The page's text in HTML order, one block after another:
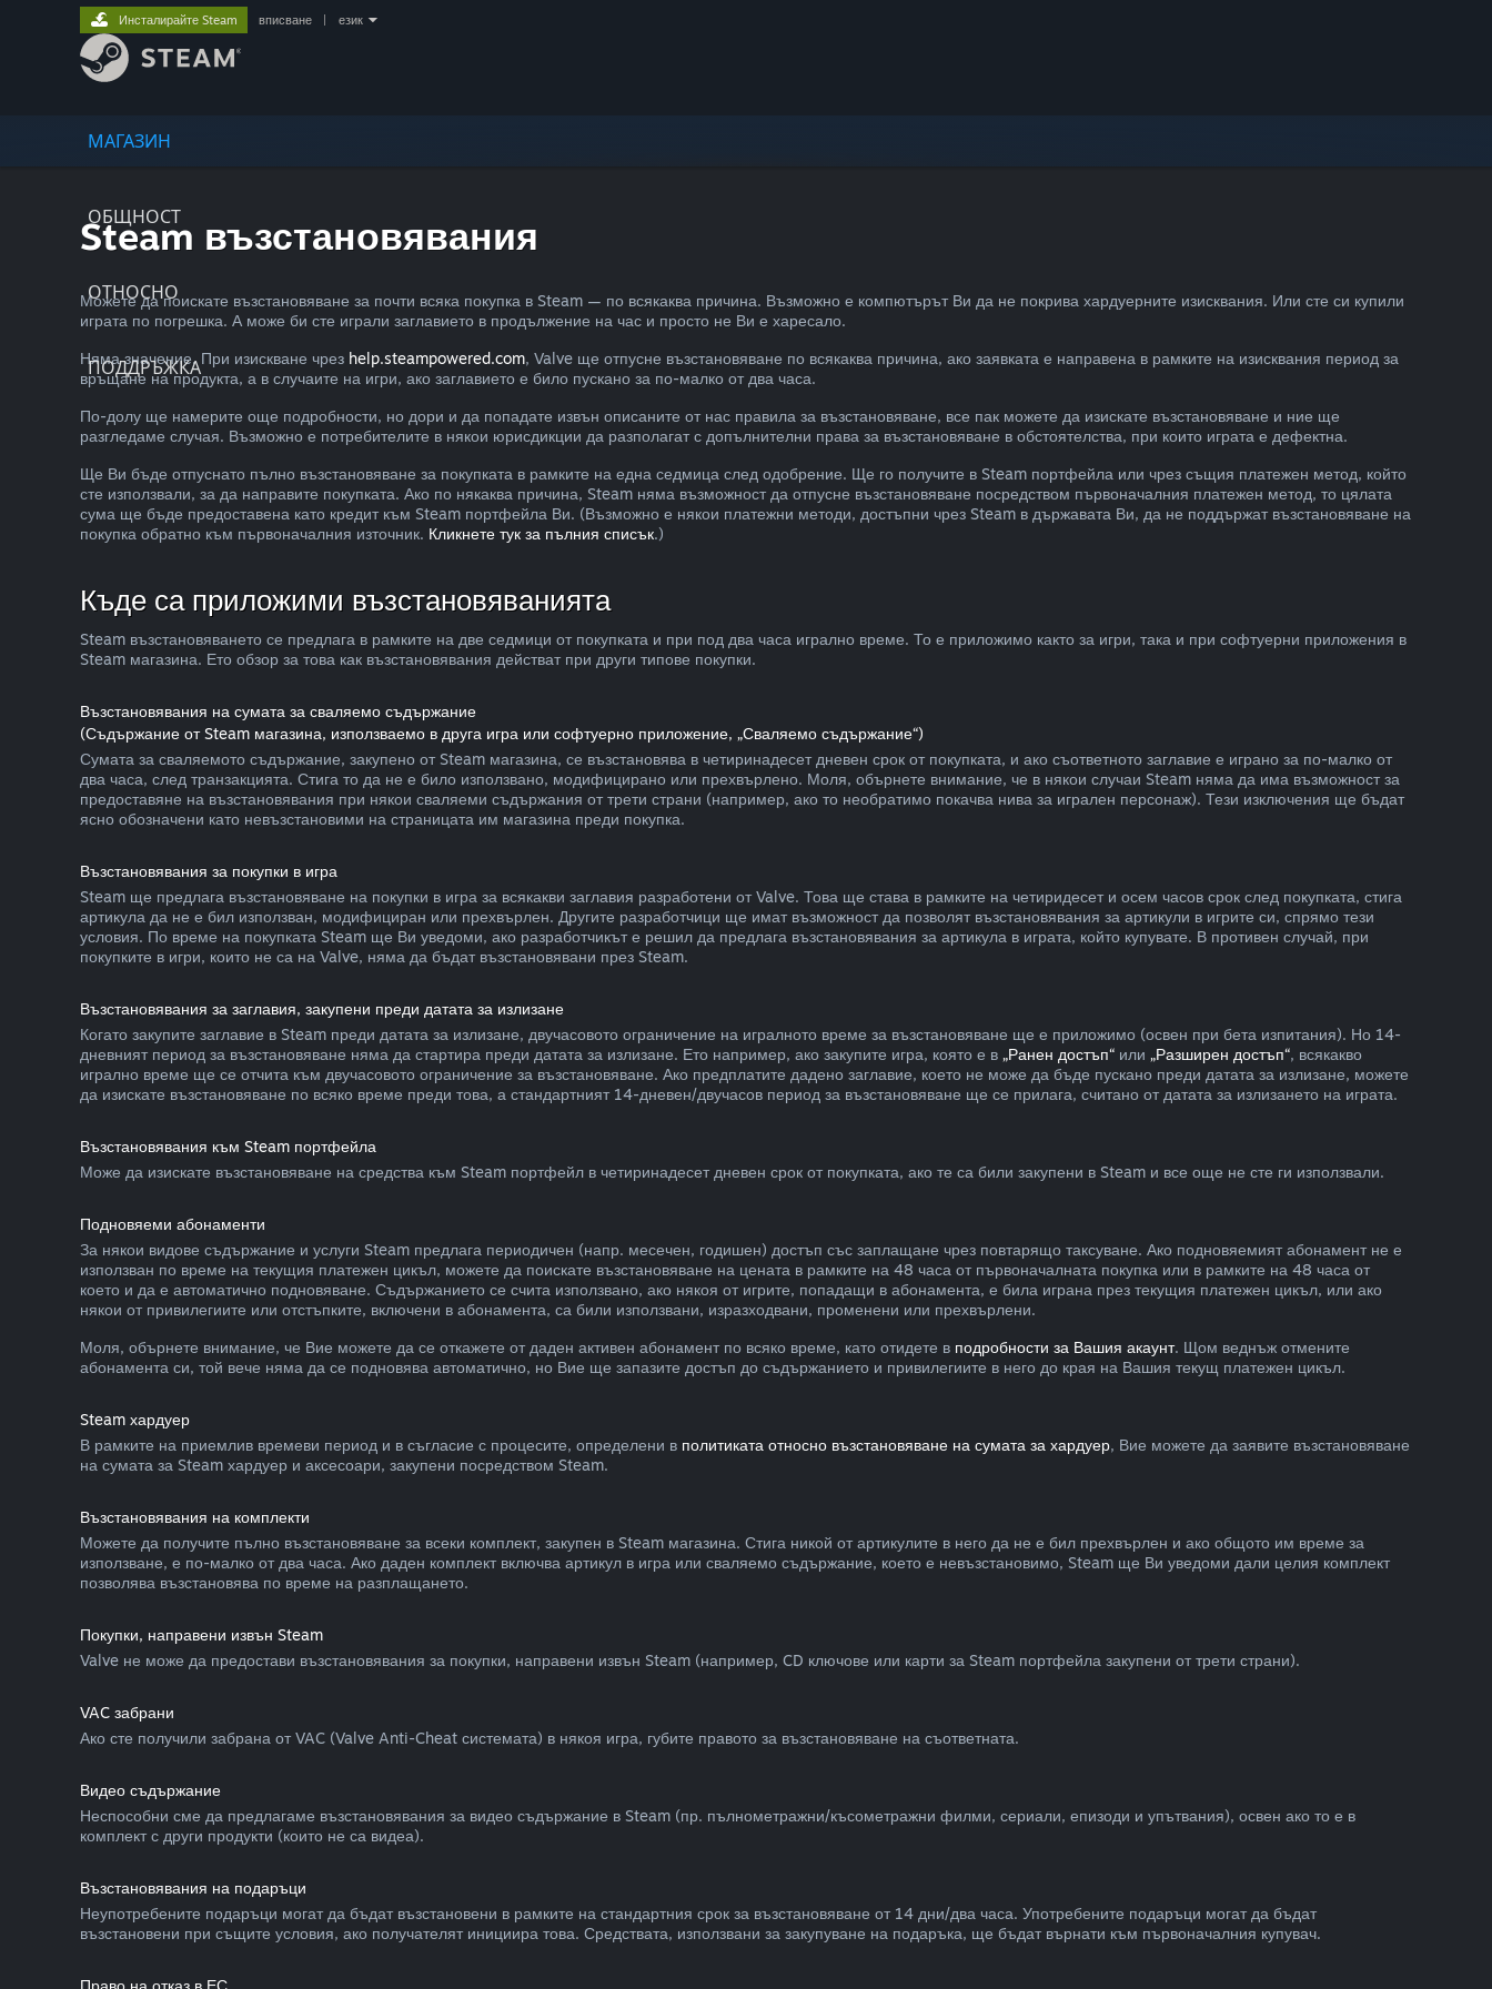
МАГАЗИН
ОБЩНОСТ
ОТНОСНО
ПОДДРЪЖКА
Инсталирайте Steam вписване език
Steam възстановявания
Можете да поискате възстановяване за почти всяка покупка в Steam — по всякаква причина. Възможно е компютърът Ви да не покрива хардуерните изисквания. Или сте си купили
играта по погрешка. А може би сте играли заглавието в продължение на час и просто не Ви е харесало.
Няма значение. При изискване чрез help.steampowered.com, Valve ще отпусне възстановяване по всякаква причина, ако заявката е направена в рамките на изисквания период за
връщане на продукта, а в случаите на игри, ако заглавието е било пускано за по-малко от два часа.
По-долу ще намерите още подробности, но дори и да попадате извън описаните от нас правила за възстановяване, все пак можете да изискате възстановяване и ние ще
разгледаме случая. Възможно е потребителите в някои юрисдикции да разполагат с допълнителни права за възстановяване в обстоятелства, при които играта е дефектна.
Ще Ви бъде отпуснато пълно възстановяване за покупката в рамките на една седмица след одобрение. Ще го получите в Steam портфейла или чрез същия платежен метод, който
сте използвали, за да направите покупката. Ако по някаква причина, Steam няма възможност да отпусне възстановяване посредством първоначалния платежен метод, то цялата
сума ще бъде предоставена като кредит към Steam портфейла Ви. (Възможно е някои платежни методи, достъпни чрез Steam в държавата Ви, да не поддържат възстановяване на
покупка обратно към първоначалния източник. Кликнете тук за пълния списък.)
Къде са приложими възстановяванията
Steam възстановяването се предлага в рамките на две седмици от покупката и при под два часа игрално време. То е приложимо както за игри, така и при софтуерни приложения в
Steam магазина. Ето обзор за това как възстановявания действат при други типове покупки.
Възстановявания на сумата за сваляемо съдържание
(Съдържание от Steam магазина, използваемо в друга игра или софтуерно приложение, „Сваляемо съдържание“)
Сумата за сваляемото съдържание, закупено от Steam магазина, се възстановява в четиринадесет дневен срок от покупката, и ако съответното заглавие е играно за по-малко от
два часа, след транзакцията. Стига то да не е било използвано, модифицирано или прехвърлено. Моля, обърнете внимание, че в някои случаи Steam няма да има възможност за
предоставяне на възстановявания при някои сваляеми съдържания от трети страни (например, ако то необратимо покачва нива за игрален персонаж). Тези изключения ще бъдат
ясно обозначени като невъзстановими на страницата им магазина преди покупка.
Възстановявания за покупки в игра
Steam ще предлага възстановяване на покупки в игра за всякакви заглавия разработени от Valve. Това ще става в рамките на четиридесет и осем часов срок след покупката, стига
артикула да не е бил използван, модифициран или прехвърлен. Другите разработчици ще имат възможност да позволят възстановявания за артикули в игрите си, спрямо тези
условия. По време на покупката Steam ще Ви уведоми, ако разработчикът е решил да предлага възстановявания за артикула в играта, който купувате. В противен случай, при
покупките в игри, които не са на Valve, няма да бъдат възстановявани през Steam.
Възстановявания за заглавия, закупени преди датата за излизане
Когато закупите заглавие в Steam преди датата за излизане, двучасовото ограничение на игралното време за възстановяване ще е приложимо (освен при бета изпитания). Но 14-
дневният период за възстановяване няма да стартира преди датата за излизане. Ето например, ако закупите игра, която е в „Ранен достъп“ или „Разширен достъп“, всякакво
игрално време ще се отчита към двучасовото ограничение за възстановяване. Ако предплатите дадено заглавие, което не може да бъде пускано преди датата за излизане, можете
да изискате възстановяване по всяко време преди това, а стандартният 14-дневен/двучасов период за възстановяване ще се прилага, считано от датата за излизането на играта.
Възстановявания към Steam портфейла
Може да изискате възстановяване на средства към Steam портфейл в четиринадесет дневен срок от покупката, ако те са били закупени в Steam и все още не сте ги използвали.
Подновяеми абонаменти
За някои видове съдържание и услуги Steam предлага периодичен (напр. месечен, годишен) достъп със заплащане чрез повтарящо таксуване. Ако подновяемият абонамент не е
използван по време на текущия платежен цикъл, можете да поискате възстановяване на цената в рамките на 48 часа от първоначалната покупка или в рамките на 48 часа от
което и да е автоматично подновяване. Съдържанието се счита използвано, ако някоя от игрите, попадащи в абонамента, е била играна през текущия платежен цикъл, или ако
някои от привилегиите или отстъпките, включени в абонамента, са били използвани, изразходвани, променени или прехвърлени.
Моля, обърнете внимание, че Вие можете да се откажете от даден активен абонамент по всяко време, като отидете в подробности за Вашия акаунт. Щом веднъж отмените
абонамента си, той вече няма да се подновява автоматично, но Вие ще запазите достъп до съдържанието и привилегиите в него до края на Вашия текущ платежен цикъл.
Steam хардуер
В рамките на приемлив времеви период и в съгласие с процесите, определени в политиката относно възстановяване на сумата за хардуер, Вие можете да заявите възстановяване
на сумата за Steam хардуер и аксесоари, закупени посредством Steam.
Възстановявания на комплекти
Можете да получите пълно възстановяване за всеки комплект, закупен в Steam магазина. Стига никой от артикулите в него да не е бил прехвърлен и ако общото им време за
използване, е по-малко от два часа. Ако даден комплект включва артикул в игра или сваляемо съдържание, което е невъзстановимо, Steam ще Ви уведоми дали целия комплект
позволява възстановява по време на разплащането.
Покупки, направени извън Steam
Valve не може да предостави възстановявания за покупки, направени извън Steam (например, CD ключове или карти за Steam портфейла закупени от трети страни).
VAC забрани
Ако сте получили забрана от VAC (Valve Anti-Cheat системата) в някоя игра, губите правото за възстановяване на съответната.
Видео съдържание
Неспособни сме да предлагаме възстановявания за видео съдържание в Steam (пр. пълнометражни/късометражни филми, сериали, епизоди и упътвания), освен ако то е в
комплект с други продукти (които не са видеа).
Възстановявания на подаръци
Неупотребените подаръци могат да бъдат възстановени в рамките на стандартния срок за възстановяване от 14 дни/два часа. Употребените подаръци могат да бъдат
възстановени при същите условия, ако получателят инициира това. Средствата, използвани за закупуване на подаръка, ще бъдат върнати към първоначалния купувач.
Право на отказ в ЕС